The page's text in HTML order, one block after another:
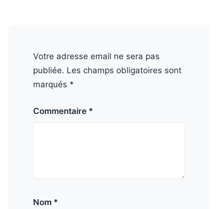
Votre adresse email ne sera pas
publiée. Les champs obligatoires sont
marqués *
Commentaire *
Nom *